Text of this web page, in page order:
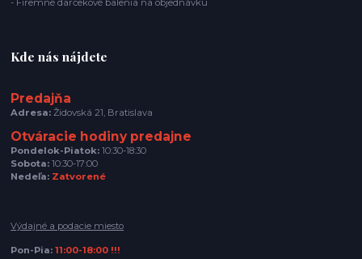
- Firemné darčekové balenia na objednávku
Kde nás nájdete
Predajňa
Adresa: Židovská 21, Bratislava
Otváracie hodiny predajne
Pondelok-Piatok: 10:30-18:30
Sobota: 10:30-17:00
Nedeľa: Zatvorené
Výdajné a podacie miesto
Pon-Pia:11:00-18:00 !!!